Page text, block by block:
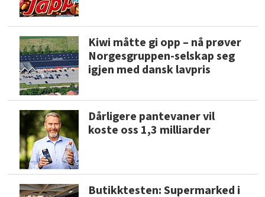
Kiwi måtte gi opp – nå prøver
Norgesgruppen-selskap seg
igjen med dansk lavpris
Dårligere pantevaner vil
koste oss 1,3 milliarder
Butikktesten: Supermarked i